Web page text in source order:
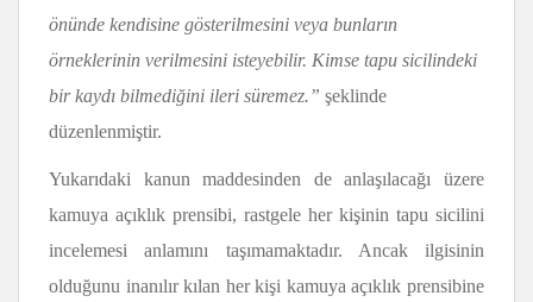
önünde kendisine gösterilmesini veya bunların
örneklerinin verilmesini isteyebilir. Kimse tapu sicilindeki
bir kaydı bilmediğini ileri süremez.” şeklinde
düzenlenmiştir.
Yukarıdaki kanun maddesinden de anlaşılacağı üzere
kamuya açıklık prensibi, rastgele her kişinin tapu sicilini
incelemesi anlamını taşımamaktadır. Ancak ilgisinin
olduğunu inanılır kılan her kişi kamuya açıklık prensibine